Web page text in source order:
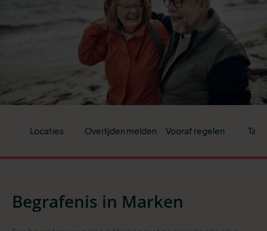
Locaties Overlijden melden Vooraf regelen
Begrafenis in Marken